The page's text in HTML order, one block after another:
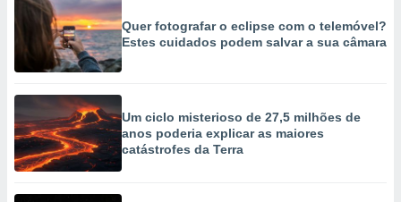
criar
medir
medir o
dos
de
Quer fotografar o eclipse com o telemóvel?
Estes cuidados podem salvar a sua câmara
Um ciclo misterioso de 27,5 milhões de
anos poderia explicar as maiores
catástrofes da Terra